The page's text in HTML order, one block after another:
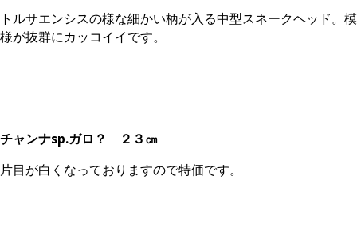
トルサエンシスの様な細かい柄が入る中型スネークヘッド。模
様が抜群にカッコイイです。
チャンナsp.ガロ？
２３㎝
片目が白くなっておりますので特価です。